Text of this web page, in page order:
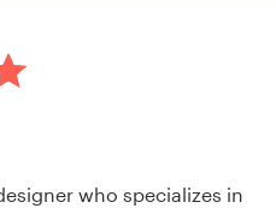
who specializes in